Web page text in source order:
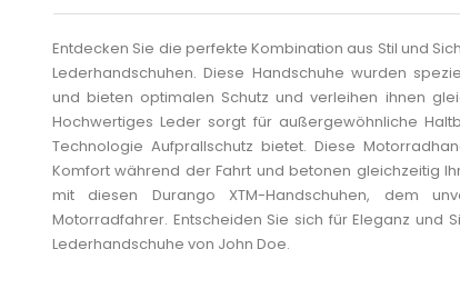
Entdecken Sie die perfekte Kombination aus Stil und
Lederhandschuhen. Diese Handschuhe wurden
und bieten optimalen Schutz und verleihen ihnen
Hochwertiges Leder sorgt für außergewöhnliche
Technologie Aufprallschutz bietet. Diese
Komfort während der Fahrt und betonen gleichzeitig
mit diesen Durango XTM-Handschuhen, dem
Motorradfahrer. Entscheiden Sie sich für Eleganz und
Lederhandschuhe von John Doe.